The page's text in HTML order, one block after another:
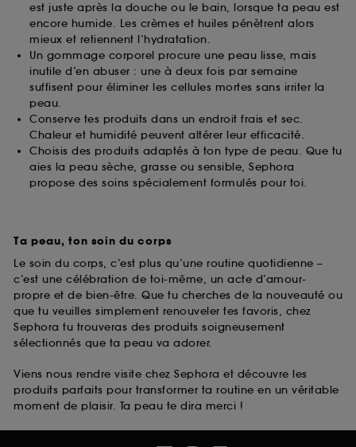
est juste après la douche ou le bain, lorsque ta peau est
encore humide. Les crèmes et huiles pénètrent alors
mieux et retiennent l’hydratation.
Un gommage corporel procure une peau lisse, mais
inutile d’en abuser : une à deux fois par semaine
suffisent pour éliminer les cellules mortes sans irriter la
peau.
Conserve tes produits dans un endroit frais et sec.
Chaleur et humidité peuvent altérer leur efficacité.
Choisis des produits adaptés à ton type de peau. Que tu
aies la peau sèche, grasse ou sensible, Sephora
propose des soins spécialement formulés pour toi.
Ta peau, ton soin du corps
Le soin du corps, c’est plus qu’une routine quotidienne –
c’est une célébration de toi-même, un acte d’amour-
propre et de bien-être. Que tu cherches de la nouveauté ou
que tu veuilles simplement renouveler tes favoris, chez
Sephora tu trouveras des produits soigneusement
sélectionnés que ta peau va adorer.
Viens nous rendre visite chez Sephora et découvre les
produits parfaits pour transformer ta routine en un véritable
moment de plaisir. Ta peau te dira merci !